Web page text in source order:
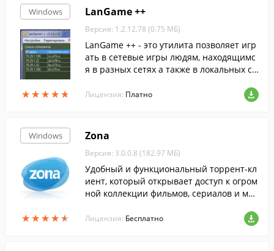
Windows
★★★★★
★★★★★
LanGame ++
Версия: 1.2.12.78 (0.75 МБ)
LanGame ++ - это утилита позволяет игр
ать в сетевые игры людям, находящимс
я в разных сетях а также в локальных се
жность в самой игре отсутствует. LanGa
me ++ не требует соединения с Интерне
Лицензия: Платно
Windows
★★★★★
★★★★★
Zona
Версия: 3.0.0.8 (182.97 МБ)
Удобный и функциональный торрент-кл
иент, который открывает доступ к огром
ной коллекции фильмов, сериалов и муз
Лицензия: Бесплатно